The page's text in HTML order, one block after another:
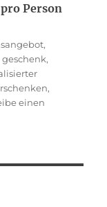
Person
,
geschenk,
,
einen